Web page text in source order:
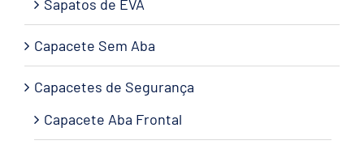
Sapatos de EVA
Capacete Sem Aba
Capacetes de Segurança
Capacete Aba Frontal